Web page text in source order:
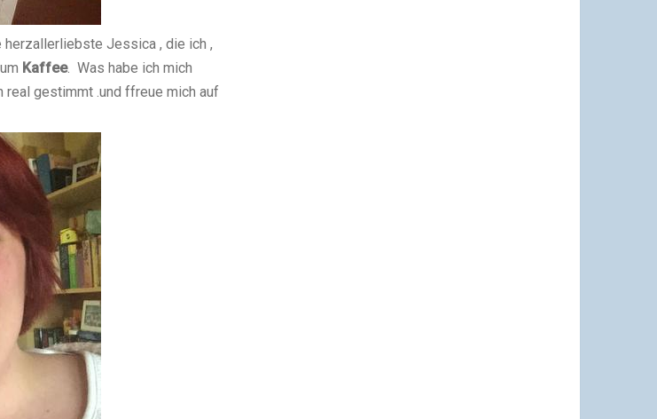
herzallerliebste Jessica , die ich ,
Kaffee. Was habe ich mich
real gestimmt .und ffreue mich auf